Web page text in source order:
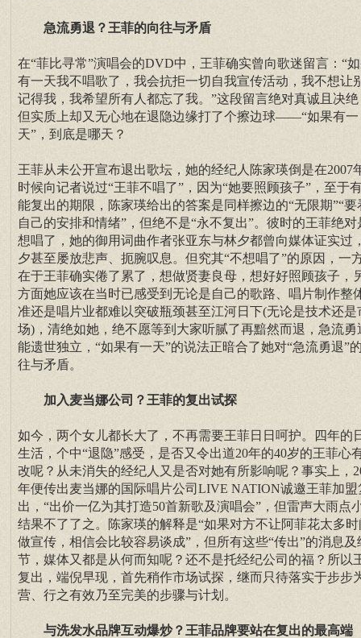
急流勇退？王菲的向往与矛盾
在“菲比寻常”演唱会的DVD中，王菲确实曾向歌迷留言：“
有一天我不唱歌了，我会抗拒一切自我宣传活动，我不想让
记得我，我希望所有人都忘了我。”这段留言绝对真诚且决绝
但实质上却又无心地在退隐边缘打了个擦边球——“如果有一
天”，到底是哪天？
王菲从未公开宣布退出歌坛，她的经纪人陈家瑛倒是在2007
时候向记者说过“王菲不唱了”，因为“她要照顾孩子”，至于
能复出的期限，陈家瑛给出的答案是同样擦边的“无限期”“要
自己的安排和情绪”，但绝不是“永不复出”。彼时的王菲绝对
想唱了，她的御用词曲作者张亚东与林夕都曾向媒体证实过
夕甚至屡放悲声、扼腕叹息。但究其“不想唱了”的原因，一
在于王菲确实倦了累了，想做贤妻良母，想好好照顾孩子，
方面她应该在当时已感受到无论是自己的歌路、唱片制作整
准还是唱片业都难以突破瓶颈甚至江河日下(无论是技术还是
场)，清绝如她，绝不愿等到大家听腻了再黯然而退，急流勇
能遗世独立，“如果有一天”的说法正暗合了她对“急流勇退”
往与矛盾。
加入麦当娜公司？王菲的复出试探
如今，两个女儿都长大了，不再需要王菲日日呵护。四年的
生活，个中“退隐”感受，是否又令出道20年的40岁的王菲心
改呢？从未消失的经纪人又是否对她有所影响呢？事实上，
年便传出麦当娜的国际唱片公司LIVE NATION诚邀王菲加盟
出，“出价一亿为其打造50首新歌及演唱会”，但雷声大雨点
结果不了了之。陈家瑛的解释是“如果对方不让阿菲花太多时
做宣传，相信会比较容易谈成”，但所有这些“传出”的消息及
节，媒体又都是从何而知呢？还不是托经纪公司的福？所以
复出，端倪早现，首先稍作市场试探，继而只待落实于步步
营、行之有效乃至完美的步骤与计划。
与洗发水品牌互动爆炒？王菲品牌要站在复出的最高端